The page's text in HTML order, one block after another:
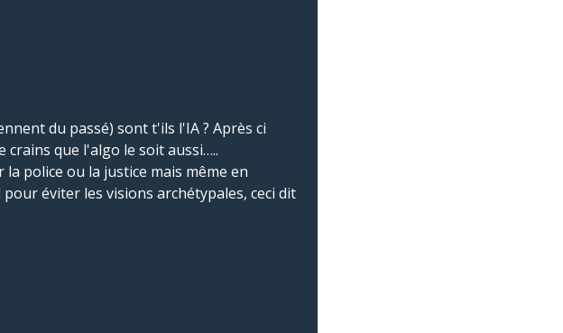
du passé) sont t'ils l'IA ? Après ci
crains que l'algo le soit aussi…..
police ou la justice mais même en
éviter les visions archétypales, ceci dit